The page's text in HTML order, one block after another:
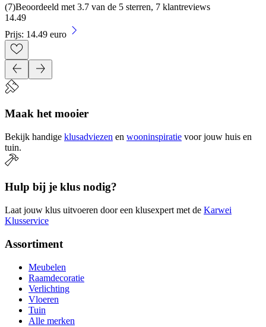
(7)Beoordeeld met 3.7 van de 5 sterren, 7 klantreviews
14.49
Prijs: 14.49 euro
Maak het mooier
Bekijk handige klusadviezen en wooninspiratie voor jouw huis en
tuin.
Hulp bij je klus nodig?
Laat jouw klus uitvoeren door een klusexpert met de Karwei
Klusservice
Assortiment
Meubelen
Raamdecoratie
Verlichting
Vloeren
Tuin
Alle merken